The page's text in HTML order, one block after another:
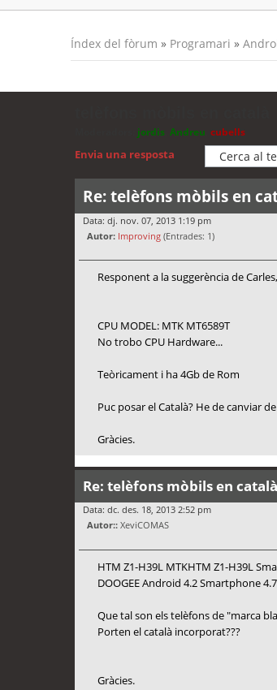
Índex del fòrum » Programari »
jordis Andreu cubells
Envia una resposta
Re: telèfons mòbils en
Data: dj. nov. 07, 2013 1:19 pm
Autor: Improving (Entrades: 1)
Responent a la suggerència de
CPU MODEL: MTK MT6589T
No trobo CPU Hardware...
Teòricament i ha 4Gb de Rom
Puc posar el Català? He de canviar
Gràcies.
Re: telèfons mòbils en català
Data: dc. des. 18, 2013 2:52 pm
Autor:: XeviCOMAS
HTM Z1-H39L MTKHTM Z1-H39L
DOOGEE Android 4.2 Smartphone
Que tal son els telèfons de "marca
Porten el català incorporat???
Gràcies.